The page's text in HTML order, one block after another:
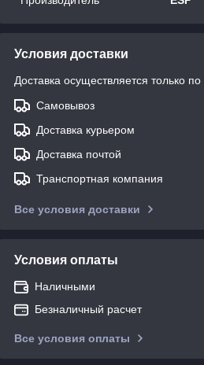
Условия доставки
Доставка осуществляется только по
Самовывоз
Доставка курьером
Доставка почтой
Транспортная компания
Все условия доставки
Условия оплаты
Наличными
Безналичный расчет
Все условия оплаты